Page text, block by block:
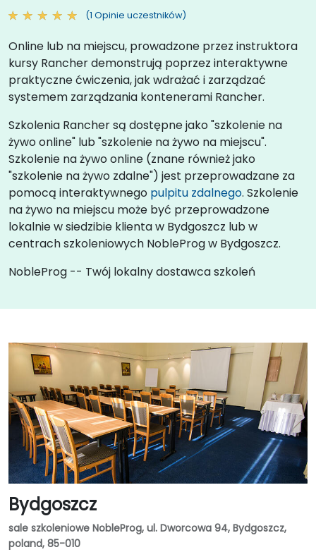
(1 Opinie uczestników)
Online lub na miejscu, prowadzone przez instruktora
kursy Rancher demonstrują poprzez interaktywne
praktyczne ćwiczenia, jak wdrażać i zarządzać
systemem zarządzania kontenerami Rancher.
Szkolenia Rancher są dostępne jako "szkolenie na
żywo online" lub "szkolenie na żywo na miejscu".
Szkolenie na żywo online (znane również jako
"szkolenie na żywo zdalne") jest przeprowadzane za
pomocą interaktywnego pulpitu zdalnego. Szkolenie
na żywo na miejscu może być przeprowadzone
lokalnie w siedzibie klienta w Bydgoszcz lub w
centrach szkoleniowych NobleProg w Bydgoszcz.
NobleProg -- Twój lokalny dostawca szkoleń
Bydgoszcz
sale szkoleniowe NobleProg, ul. Dworcowa 94, Bydgoszcz,
poland, 85-010